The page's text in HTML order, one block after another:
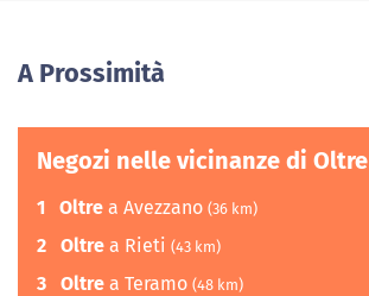
A Prossimità
Negozi nelle vicinanze di Oltre
1 Oltre a Avezzano (36 km)
2 Oltre a Rieti (43 km)
3 Oltre a Teramo (48 km)